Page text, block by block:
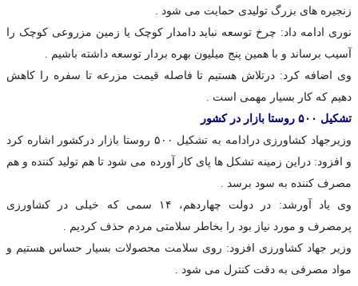
زنجیره های بزرگ تولیدی حمایت می شود .
نوری ادامه داد: چرخ توسعه نباید دامدار کوچک یا زمین مزروعی کوچک را
آسیب برساند و با همین پنج میلیون بهره بردار توسعه داشته باشیم .
وی اضافه کرد: درتلاش هستیم تا فاصله قیمت مزرعه تا سفره را کاهش
دهیم که کار بسیار مهمی است .
تشکیل ۵۰۰ روستا بازار در کشور
وزیرجهاد کشاورزی درادامه به تشکیل ۵۰۰ روستا بازار درکشور اشاره کرد
و افزود: دراین زمینه تشکل ها پای کار آورده می شود تا هم تولید کننده و هم
مصرف کننده به سود برسد .
وی یاد آورشد: در دولت چهاردهم، ۱۴ سمی که خیلی در کشاورزی
پرمصرف و مورد نیاز بود را بخاطر سلامتی مردم حذف کردیم .
وزیر جهاد کشاورزی افزود: روی سلامت محصولات بسیار حساس هستیم و
مواد مصرفی به دقت کنترل می شود .